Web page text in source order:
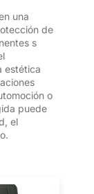
una
de
s
estética
o
puede
el